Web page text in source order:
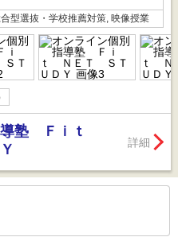
型選抜・学校推薦対策, 映像授業
導塾 Ｆｉｔ
詳細